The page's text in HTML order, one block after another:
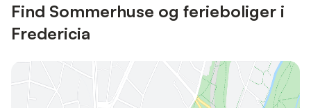
Find Sommerhuse og ferieboliger i
Fredericia